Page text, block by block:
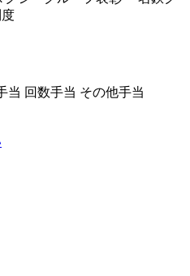
当 回数手当 その他手当